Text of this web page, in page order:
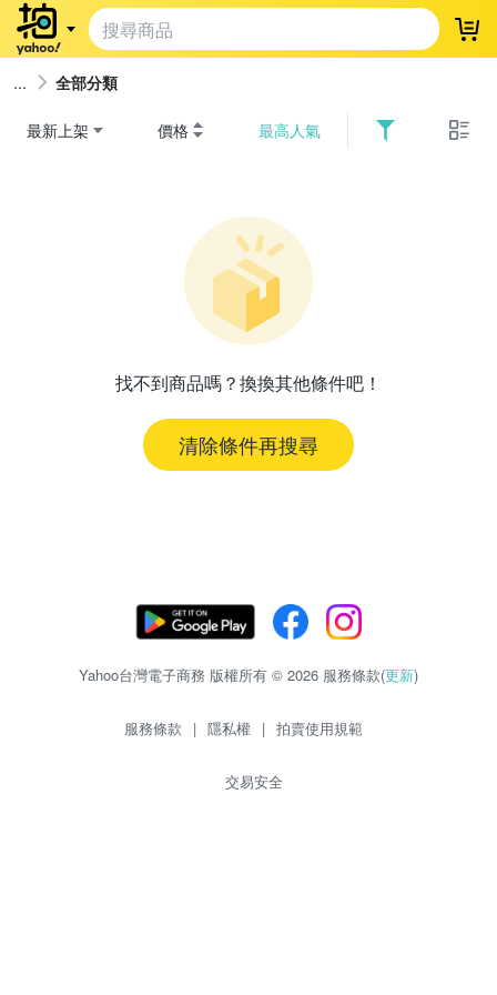
登
全部分類
最新上架 價格 最高人氣
找不到商品嗎？換換其他條件吧！
清除條件再搜尋
Yahoo台灣電子商務 版權所有 © 2026 服務條款(更新)
服務條款 | 隱私權 | 拍賣使用規範
交易安全